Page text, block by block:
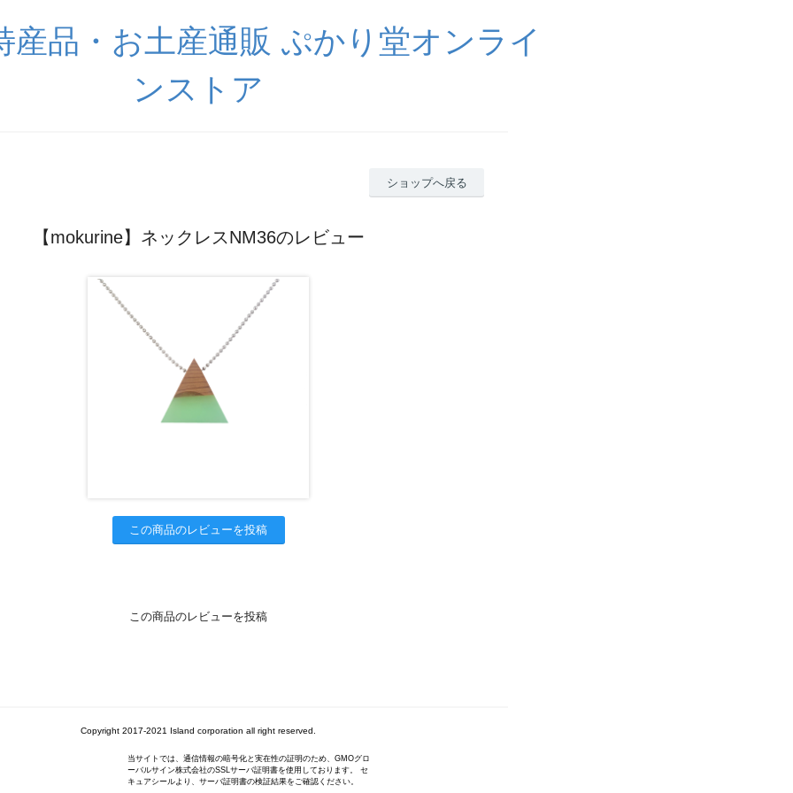
産品・お土産通販 ぷかり堂オンライ
ンストア
ショップへ戻る
【mokurine】ネックレスNM36のレビュー
この商品のレビューを投稿
この商品のレビューを投稿
Copyright 2017-2021 Island corporation all right reserved.
当サイトでは、通信情報の暗号化と実在性の証明のため、GMOグロ
ーバルサイン株式会社のSSLサーバ証明書を使用しております。 セ
キュアシールより、サーバ証明書の検証結果をご確認ください。